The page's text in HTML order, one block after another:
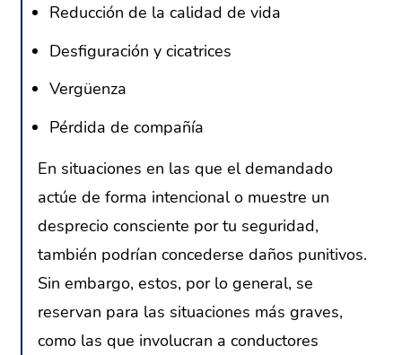
Reducción de la calidad de vida
Desfiguración y cicatrices
Vergüenza
Pérdida de compañía
En situaciones en las que el demandado
actúe de forma intencional o muestre un
desprecio consciente por tu seguridad,
también podrían concederse daños punitivos.
Sin embargo, estos, por lo general, se
reservan para las situaciones más graves,
como las que involucran a conductores